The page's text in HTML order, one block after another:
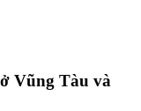
Vũng Tàu và